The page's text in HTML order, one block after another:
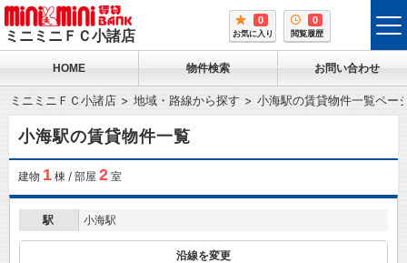
ミニミニＦＣ小諸店
0
お気に入り
0
閲覧履歴
HOME 物件検索 お問い合わせ
ミニミニＦＣ小諸店 地域・路線から探す 小海駅の賃貸物件一覧ペー
小海駅の賃貸物件一覧
建物 1棟 / 部屋 2室
駅 小海駅
沿線を変更